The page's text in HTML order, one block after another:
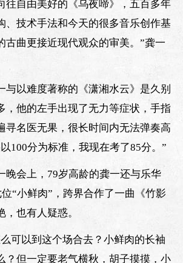
往自由美好的《乌夜啼》，五百多年
、技术手法和今天的很多音乐创作基
古曲更接近现代观众的审美。”龚一
与以难度著称的《潇湘水云》是久别
，他的左手出现了无力等症状，手指
寻名医无果，很长时间内无法弹奏高
100分为标准，我现在考了85分。”
晚会上，79岁高龄的龚一还与乐华
“小鲜肉”，跨界合作了一曲《竹影
也有人疑惑。
可以到这个场合去？小鲜肉的长袖
？但一定要老气横秋，胡子摸摸，小